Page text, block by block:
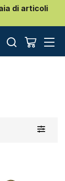
di articoli
Toggle